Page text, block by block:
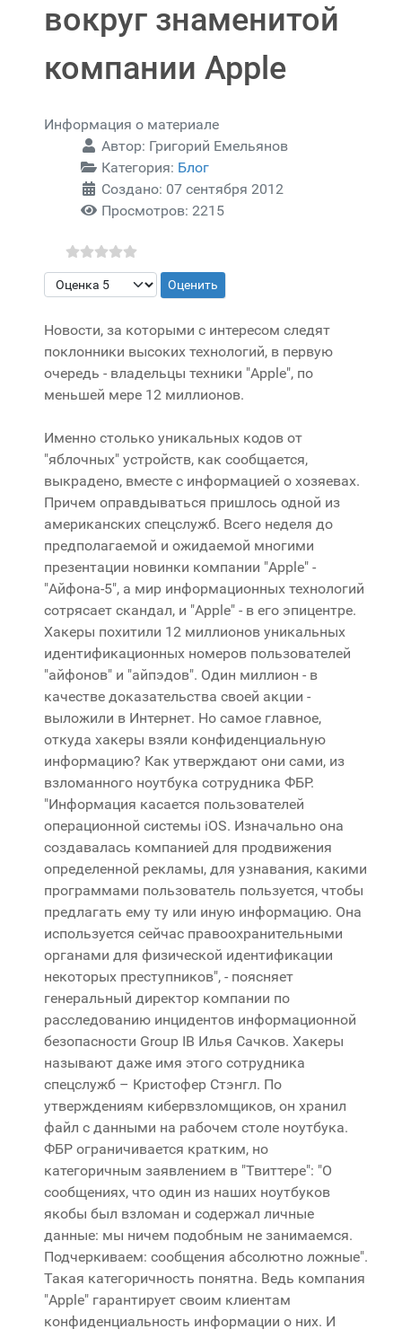
вокруг знаменитой
компании Apple
Информация о материале
Автор: Григорий Емельянов
Категория: Блог
Создано: 07 сентября 2012
Просмотров: 2215
Пожалуйста, оцените
Новости, за которыми с интересом следят
поклонники высоких технологий, в первую
очередь - владельцы техники "Apple", по
меньшей мере 12 миллионов.
Именно столько уникальных кодов от
"яблочных" устройств, как сообщается,
выкрадено, вместе с информацией о хозяевах.
Причем оправдываться пришлось одной из
американских спецслужб. Всего неделя до
предполагаемой и ожидаемой многими
презентации новинки компании "Apple" -
"Айфона-5", а мир информационных технологий
сотрясает скандал, и "Apple" - в его эпицентре.
Хакеры похитили 12 миллионов уникальных
идентификационных номеров пользователей
"айфонов" и "айпэдов". Один миллион - в
качестве доказательства своей акции -
выложили в Интернет. Но самое главное,
откуда хакеры взяли конфиденциальную
информацию? Как утверждают они сами, из
взломанного ноутбука сотрудника ФБР.
"Информация касается пользователей
операционной системы iOS. Изначально она
создавалась компанией для продвижения
определенной рекламы, для узнавания, какими
программами пользователь пользуется, чтобы
предлагать ему ту или иную информацию. Она
используется сейчас правоохранительными
органами для физической идентификации
некоторых преступников", - поясняет
генеральный директор компании по
расследованию инцидентов информационной
безопасности Group IB Илья Сачков. Хакеры
называют даже имя этого сотрудника
спецслужб – Кристофер Стэнгл. По
утверждениям кибервзломщиков, он хранил
файл с данными на рабочем столе ноутбука.
ФБР ограничивается кратким, но
категоричным заявлением в "Твиттере": "О
сообщениях, что один из наших ноутбуков
якобы был взломан и содержал личные
данные: мы ничем подобным не занимаемся.
Подчеркиваем: сообщения абсолютно ложные".
Такая категоричность понятна. Ведь компания
"Apple" гарантирует своим клиентам
конфиденциальность информации о них. И